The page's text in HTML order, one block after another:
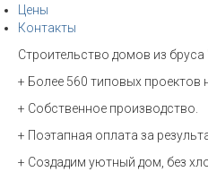
Цены
Контакты
Строительство домов из
+ Более 560 типовых проектов
+ Собственное производство.
+ Поэтапная оплата за
+ Создадим уютный дом, без